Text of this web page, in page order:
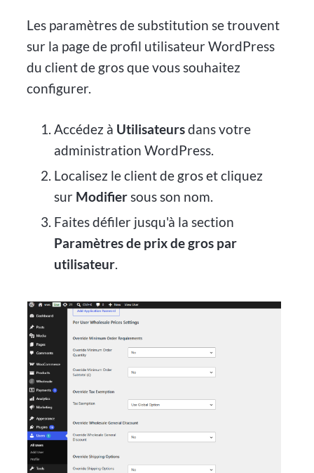
Les paramètres de substitution se trouvent
sur la page de profil utilisateur WordPress
du client de gros que vous souhaitez
configurer.
Accédez à Utilisateursdans votre
administration WordPress.
Localisez le client de gros et cliquez
sur Modifiersous son nom.
Faites défiler jusqu'à la section
Paramètres de prix de gros par
utilisateur.